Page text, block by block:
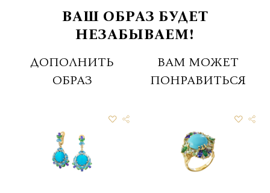
ВАШ ОБРАЗ БУДЕТ
НЕЗАБЫВАЕМ!
ДОПОЛНИТЬ
ОБРАЗ
ВАМ МОЖЕТ
ПОНРАВИТЬСЯ